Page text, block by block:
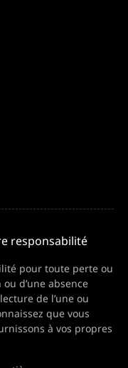
responsabilité
pour toute perte ou
d’une absence
de l’une ou
que vous
à vos propres